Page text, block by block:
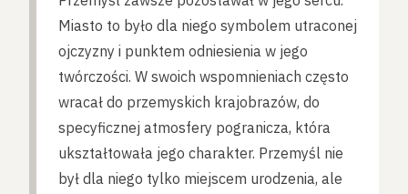
Miasto to było dla niego symbolem utraconej
ojczyzny i punktem odniesienia w jego
twórczości. W swoich wspomnieniach często
wracał do przemyskich krajobrazów, do
specyficznej atmosfery pogranicza, która
ukształtowała jego charakter. Przemyśl nie
był dla niego tylko miejscem urodzenia, ale